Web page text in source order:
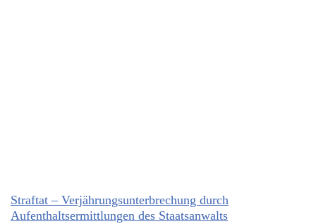
Straftat – Verjährungsunterbrechung durch
Aufenthaltsermittlungen des Staatsanwalts